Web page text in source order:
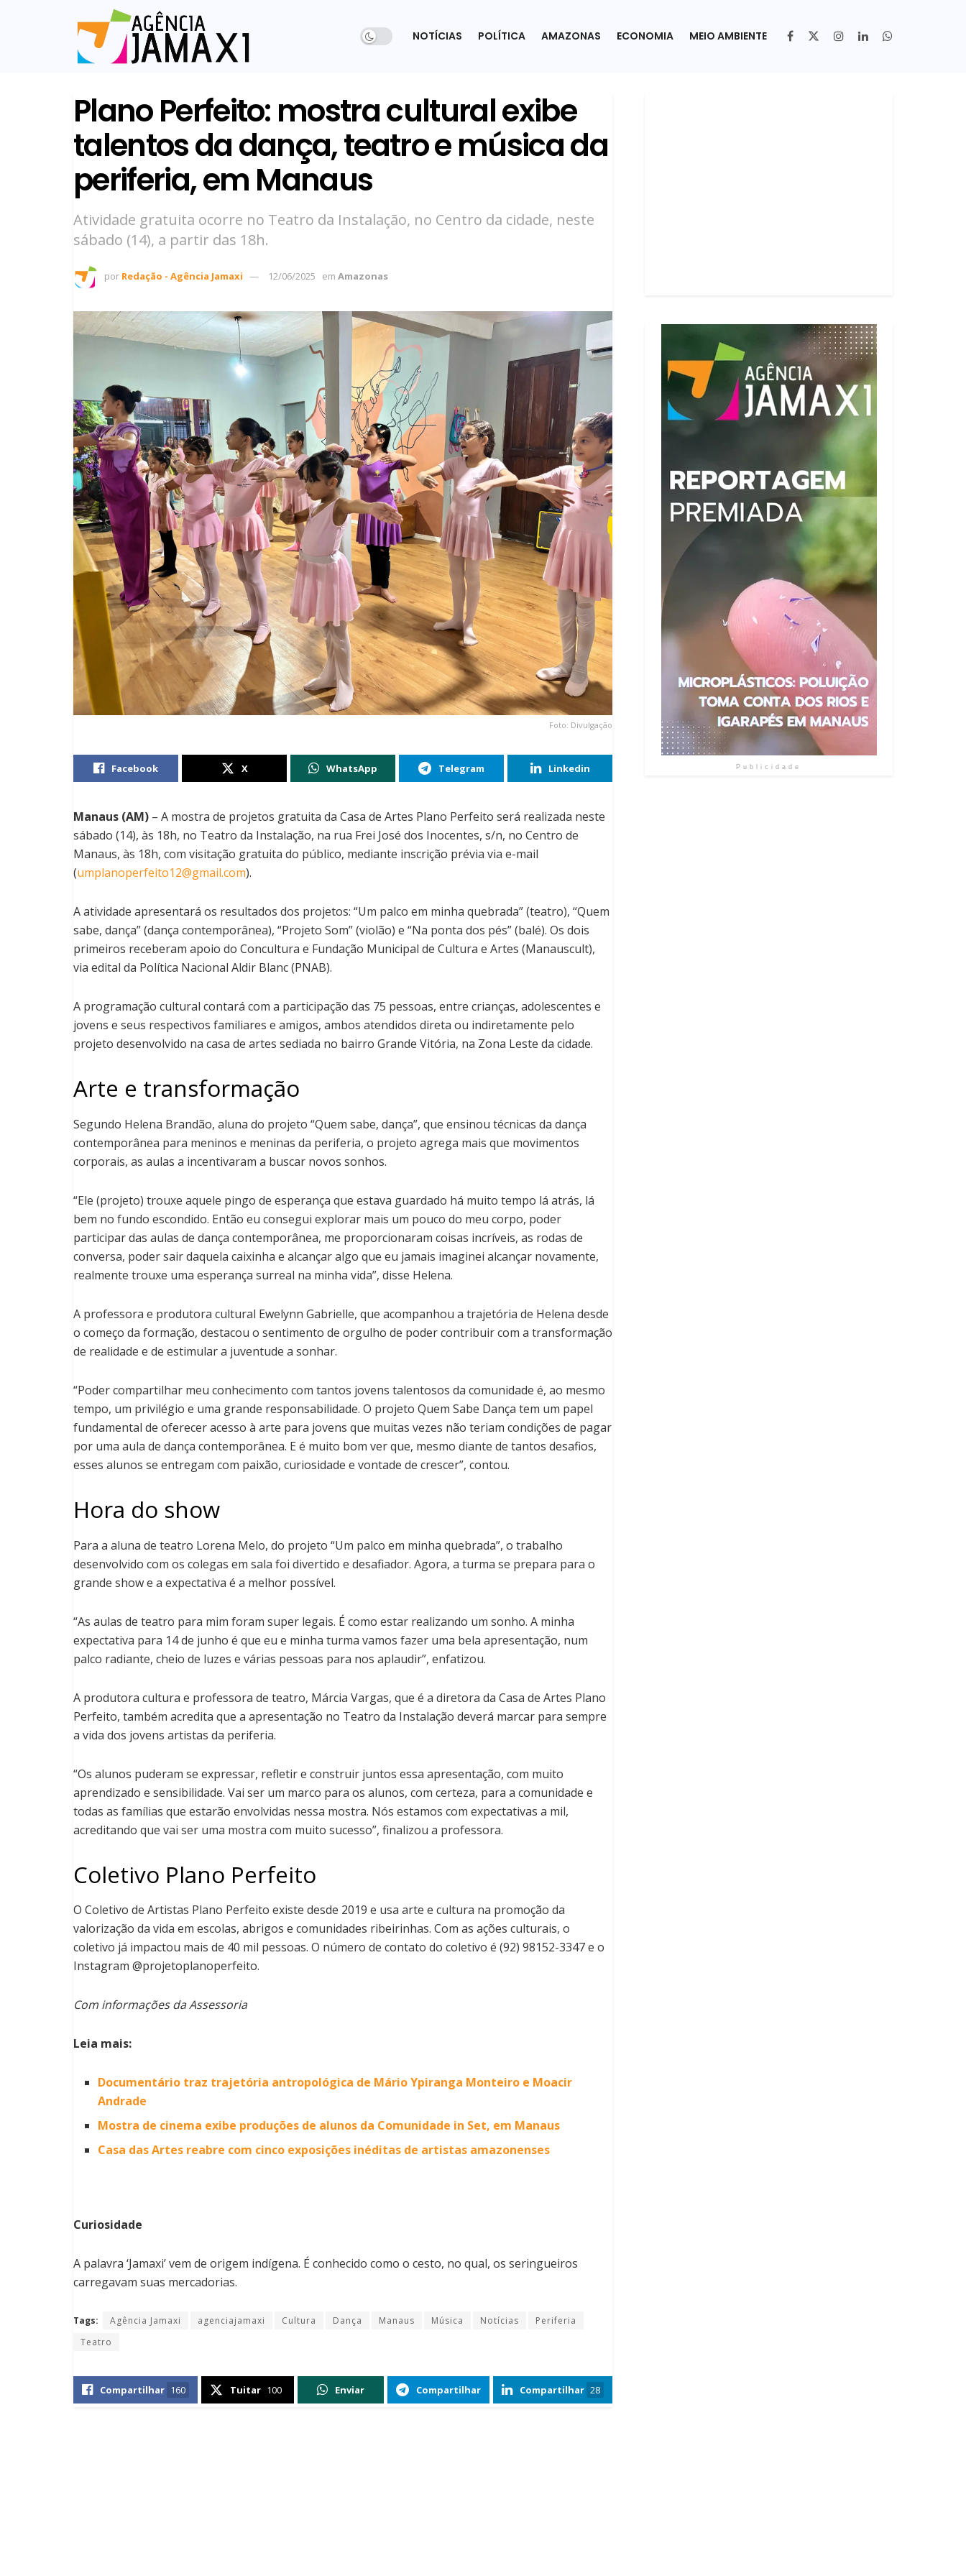
NOTÍCIAS POLÍTICA AMAZONAS ECONOMIA MEIO AMBIENTE
Plano Perfeito: mostra cultural exibe
talentos da dança, teatro e música da
periferia, em Manaus
Atividade gratuita ocorre no Teatro da Instalação, no Centro da cidade, neste
sábado (14), a partir das 18h.
por Redação - Agência Jamaxi 12/06/2025 em Amazonas
Foto: Divulgação
Facebook X WhatsApp Telegram Linkedin
Manaus (AM) – A mostra de projetos gratuita da Casa de Artes Plano Perfeito será realizada neste
sábado (14), às 18h, no Teatro da Instalação, na rua Frei José dos Inocentes, s/n, no Centro de
Manaus, às 18h, com visitação gratuita do público, mediante inscrição prévia via e-mail
(umplanoperfeito12@gmail.com).
A atividade apresentará os resultados dos projetos: “Um palco em minha quebrada” (teatro), “Quem
sabe, dança” (dança contemporânea), “Projeto Som” (violão) e “Na ponta dos pés” (balé). Os dois
primeiros receberam apoio do Concultura e Fundação Municipal de Cultura e Artes (Manauscult),
via edital da Política Nacional Aldir Blanc (PNAB).
A programação cultural contará com a participação das 75 pessoas, entre crianças, adolescentes e
jovens e seus respectivos familiares e amigos, ambos atendidos direta ou indiretamente pelo
projeto desenvolvido na casa de artes sediada no bairro Grande Vitória, na Zona Leste da cidade.
Arte e transformação
Segundo Helena Brandão, aluna do projeto “Quem sabe, dança”, que ensinou técnicas da dança
contemporânea para meninos e meninas da periferia, o projeto agrega mais que movimentos
corporais, as aulas a incentivaram a buscar novos sonhos.
“Ele (projeto) trouxe aquele pingo de esperança que estava guardado há muito tempo lá atrás, lá
bem no fundo escondido. Então eu consegui explorar mais um pouco do meu corpo, poder
participar das aulas de dança contemporânea, me proporcionaram coisas incríveis, as rodas de
conversa, poder sair daquela caixinha e alcançar algo que eu jamais imaginei alcançar novamente,
realmente trouxe uma esperança surreal na minha vida”, disse Helena.
A professora e produtora cultural Ewelynn Gabrielle, que acompanhou a trajetória de Helena desde
o começo da formação, destacou o sentimento de orgulho de poder contribuir com a transformação
de realidade e de estimular a juventude a sonhar.
“Poder compartilhar meu conhecimento com tantos jovens talentosos da comunidade é, ao mesmo
tempo, um privilégio e uma grande responsabilidade. O projeto Quem Sabe Dança tem um papel
fundamental de oferecer acesso à arte para jovens que muitas vezes não teriam condições de pagar
por uma aula de dança contemporânea. E é muito bom ver que, mesmo diante de tantos desafios,
esses alunos se entregam com paixão, curiosidade e vontade de crescer”, contou.
Hora do show
Para a aluna de teatro Lorena Melo, do projeto “Um palco em minha quebrada”, o trabalho
desenvolvido com os colegas em sala foi divertido e desafiador. Agora, a turma se prepara para o
grande show e a expectativa é a melhor possível.
“As aulas de teatro para mim foram super legais. É como estar realizando um sonho. A minha
expectativa para 14 de junho é que eu e minha turma vamos fazer uma bela apresentação, num
palco radiante, cheio de luzes e várias pessoas para nos aplaudir”, enfatizou.
A produtora cultura e professora de teatro, Márcia Vargas, que é a diretora da Casa de Artes Plano
Perfeito, também acredita que a apresentação no Teatro da Instalação deverá marcar para sempre
a vida dos jovens artistas da periferia.
“Os alunos puderam se expressar, refletir e construir juntos essa apresentação, com muito
aprendizado e sensibilidade. Vai ser um marco para os alunos, com certeza, para a comunidade e
todas as famílias que estarão envolvidas nessa mostra. Nós estamos com expectativas a mil,
acreditando que vai ser uma mostra com muito sucesso”, finalizou a professora.
Coletivo Plano Perfeito
O Coletivo de Artistas Plano Perfeito existe desde 2019 e usa arte e cultura na promoção da
valorização da vida em escolas, abrigos e comunidades ribeirinhas. Com as ações culturais, o
coletivo já impactou mais de 40 mil pessoas. O número de contato do coletivo é (92) 98152-3347 e o
Instagram @projetoplanoperfeito.
Com informações da Assessoria
Leia mais:
Documentário traz trajetória antropológica de Mário Ypiranga Monteiro e Moacir
Andrade
Mostra de cinema exibe produções de alunos da Comunidade in Set, em Manaus
Casa das Artes reabre com cinco exposições inéditas de artistas amazonenses
Curiosidade
A palavra ‘Jamaxi’ vem de origem indígena. É conhecido como o cesto, no qual, os seringueiros
carregavam suas mercadorias.
Tags: Agência Jamaxi agenciajamaxi Cultura Dança Manaus Música Notícias
Periferia
Teatro
Compartilhar 160 Tuitar 100 Enviar Compartilhar Compartilhar 28
Publicidade